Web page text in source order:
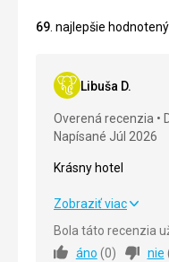
69 . najlepšie
Libuša D.
Overená recenzia
Napísané Júl 2026
Krásny hotel
Krásny hotel
Strava
Zobraziť viac
Bola táto recenzia
áno (0) nie